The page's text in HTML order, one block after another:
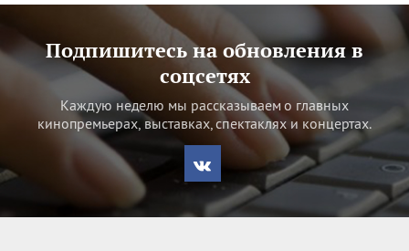
Подпишитесь на обновления в
соцсетях
Каждую неделю мы рассказываем о главных
кинопремьерах, выставках, спектаклях и концертах.